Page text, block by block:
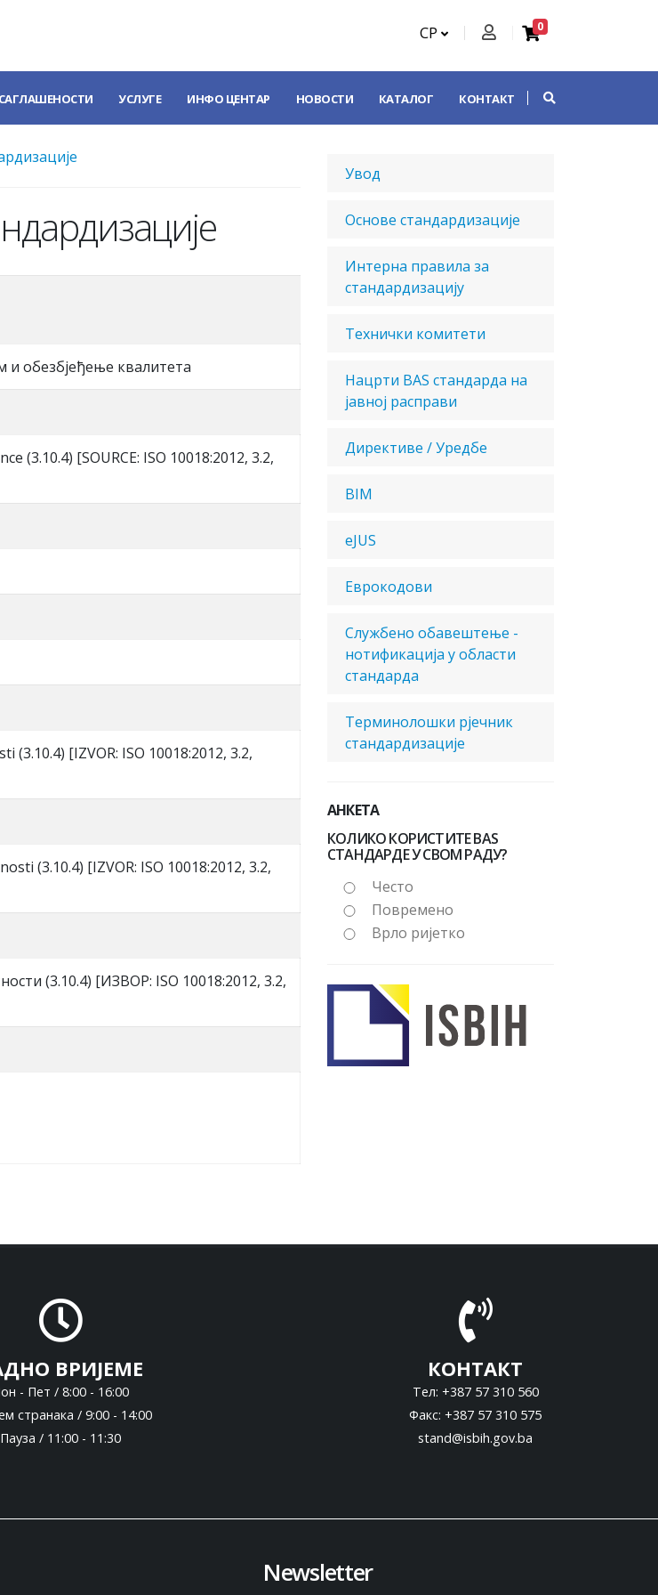
СР 0
УСЛУГЕ ИНФО ЦЕНТАР НОВОСТИ КАТАЛОГ КОНТАКТ
обезбјеђење квалитета
(3.10.4) [SOURCE: ISO 10018:2012, 3.2,
[IZVOR: ISO 10018:2012, 3.2,
(3.10.4) [IZVOR: ISO 10018:2012, 3.2,
(3.10.4) [ИЗВOР: ISO 10018:2012, 3.2,
Увод
Основе стандардизације
Интерна правила за
стандардизацију
Технички комитети
Нацрти BAS стандарда на
јавној расправи
Директиве / Уредбе
BIM
eJUS
Еврокодови
Службено обавештење -
нотификација у области
стандарда
Терминолошки рјечник
стандардизације
АНКЕТА
КОЛИКО КОРИСТИТЕ BAS
СТАНДАРДЕ У СВОМ РАДУ?
Често
Повремено
Врло ријетко
ВРИЈЕМЕ
- Пет / 8:00 - 16:00
странака / 9:00 - 14:00
Пауза / 11:00 - 11:30
КОНТАКТ
Тел: +387 57 310 560
Факс: +387 57 310 575
stand@isbih.gov.ba
Newsletter